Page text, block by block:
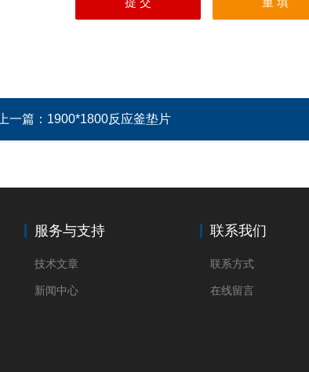
一篇： 1900*1800反应釜垫片
服务与支持
技术文章
新闻中心
联系我们
联系方式
在线留言